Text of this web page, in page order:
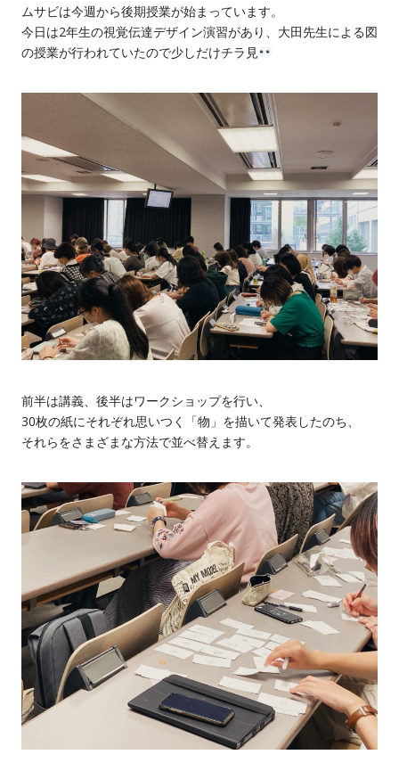
ムサビは今週から後期授業が始まっています。
今日は2年生の視覚伝達デザイン演習があり、大田先生による図
の授業が行われていたので少しだけチラ見
前半は講義、後半はワークショップを行い、
30枚の紙にそれぞれ思いつく「物」を描いて発表したのち、
それらをさまざまな方法で並べ替えます。